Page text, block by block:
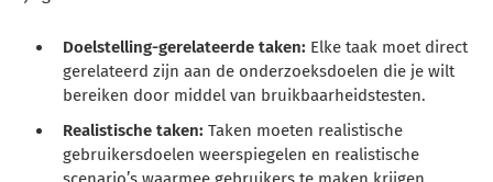
Doelstelling-gerelateerde taken: Elke taak moet direct
gerelateerd zijn aan de onderzoeksdoelen die je wilt
bereiken door middel van bruikbaarheidstesten.
Realistische taken: Taken moeten realistische
gebruikersdoelen weerspiegelen en realistische